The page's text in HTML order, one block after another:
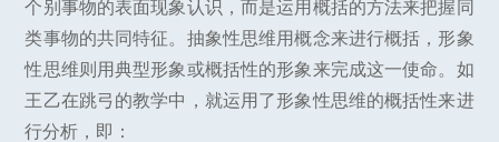
个别事物的表面现象认识，而是运用概括的方法来把握同
类事物的共同特征。抽象性思维用概念来进行概括，形象
性思维则用典型形象或概括性的形象来完成这一使命。如
王乙在跳弓的教学中，就运用了形象性思维的概括性来进
行分析，即：